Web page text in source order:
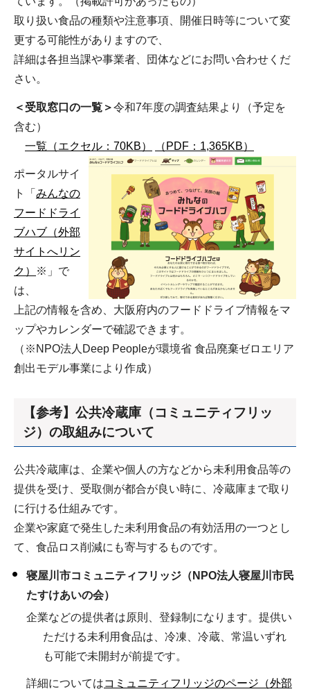
取り扱い食品の種類や注意事項、開催日時等について変
更する可能性がありますので、
詳細は各担当課や事業者、団体などにお問い合わせくだ
さい。
＜受取窓口の一覧＞令和7年度の調査結果より（予定を
含む）
一覧（エクセル：70KB）
（PDF：1,365KB）
ポータルサイ
ト「 みんなの
フードドライ
ブハブ（外部
サイトへリン
ク）
※」で
は、
上記の情報を含め、大阪府内のフードドライブ情報をマ
ップやカレンダーで確認できます。
（※NPO法人Deep Peopleが環境省 食品廃棄ゼロエリア
創出モデル事業により作成）
【参考】公共冷蔵庫（コミュニティフリッ
ジ）の取組みについて
公共冷蔵庫は、企業や個人の方などから未利用食品等の
提供を受け、受取側が都合が良い時に、冷蔵庫まで取り
に行ける仕組みです。
企業や家庭で発生した未利用食品の有効活用の一つとし
て、食品ロス削減にも寄与するものです。
寝屋川市コミュニティフリッジ（NPO法人寝屋川市民
たすけあいの会）
企業などの提供者は原則、登録制になります。提供い
ただける未利用食品は、冷凍、冷蔵、常温いずれ
も可能で未開封が前提です。
詳細についてはコミュニティフリッジのページ（外部